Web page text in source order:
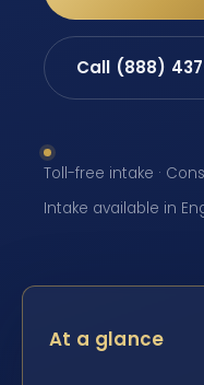
Call (888)
Toll-free intake ·
Intake available in
At a glance